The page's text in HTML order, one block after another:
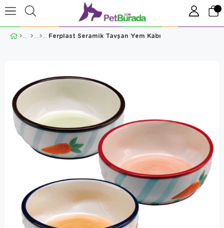
Ferplast Seramik Tavşan Yem Kabı